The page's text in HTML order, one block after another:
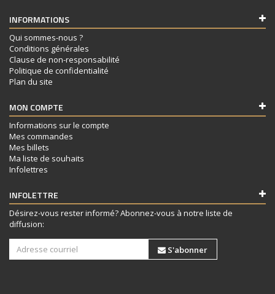
INFORMATIONS
Qui sommes-nous ?
Conditions générales
Clause de non-responsabilité
Politique de confidentialité
Plan du site
MON COMPTE
Informations sur le compte
Mes commandes
Mes billets
Ma liste de souhaits
Infolettres
INFOLETTRE
Désirez-vous rester informé? Abonnez-vous à notre liste de
diffusion:
S'abonner